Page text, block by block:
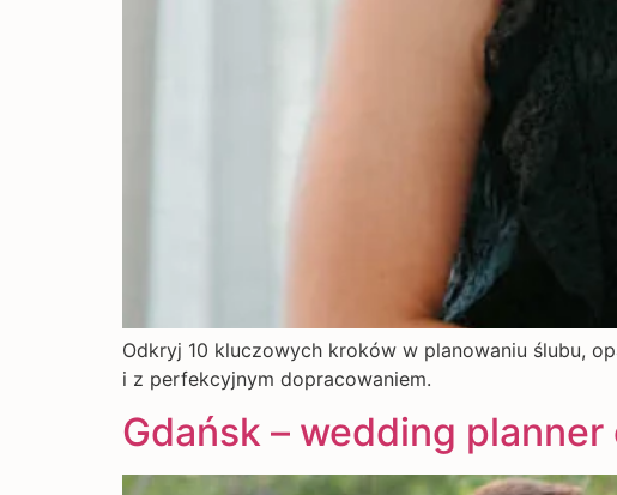
Odkryj 10 kluczowych kroków w planowaniu ślubu,
i z perfekcyjnym dopracowaniem.
Gdańsk – wedding